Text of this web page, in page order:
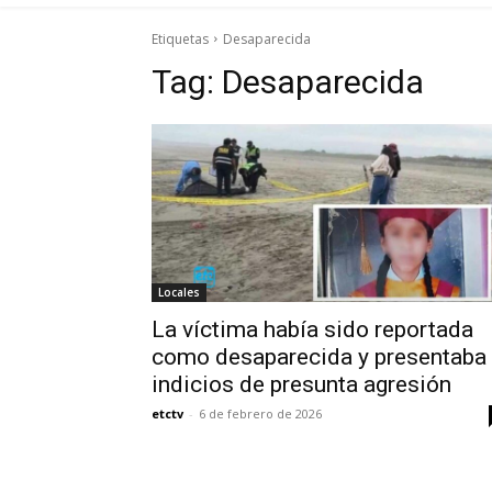
Etiquetas Desaparecida
Tag: Desaparecida
Locales
La víctima había sido reportada
como desaparecida y presentaba
indicios de presunta agresión
etctv - 6 de febrero de 2026